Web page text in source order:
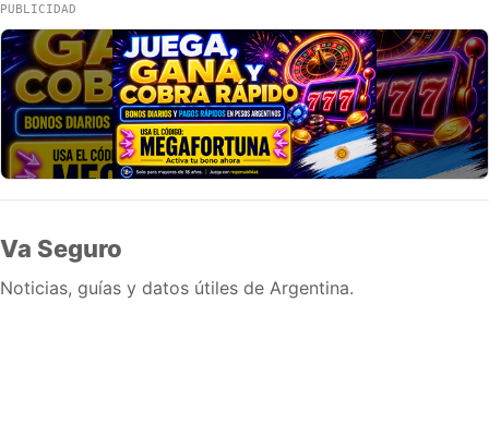
PUBLICIDAD
Va Seguro
Noticias, guías y datos útiles de Argentina.